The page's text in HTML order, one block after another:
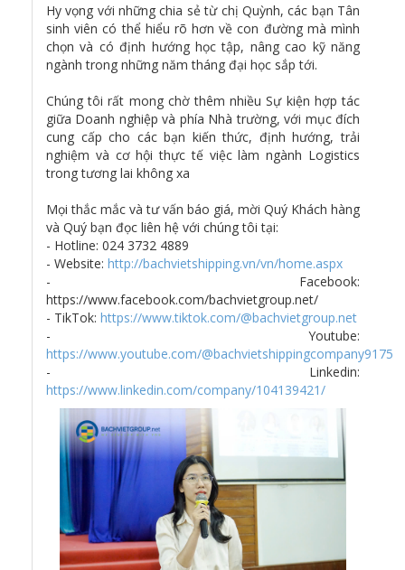
Hy vọng với những chia sẻ từ chị Quỳnh, các bạn Tân
sinh viên có thể hiểu rõ hơn về con đường mà mình
chọn và có định hướng học tập, nâng cao kỹ năng
ngành trong những năm tháng đại học sắp tới.
Chúng tôi rất mong chờ thêm nhiều Sự kiện hợp tác
giữa Doanh nghiệp và phía Nhà trường, với mục đích
cung cấp cho các bạn kiến thức, định hướng, trải
nghiệm và cơ hội thực tế việc làm ngành Logistics
trong tương lai không xa
Mọi thắc mắc và tư vấn báo giá, mời Quý Khách hàng
và Quý bạn đọc liên hệ với chúng tôi tại:
- Hotline: 024 3732 4889
- Website: http://bachvietshipping.vn/vn/home.aspx
- Facebook:
https://www.facebook.com/bachvietgroup.net/
- TikTok: https://www.tiktok.com/@bachvietgroup.net
- Youtube:
https://www.youtube.com/@bachvietshippingcompany9175
- Linkedin:
https://www.linkedin.com/company/104139421/